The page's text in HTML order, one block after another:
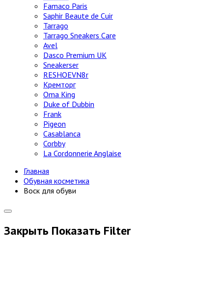
Famaco Paris
Saphir Beaute de Cuir
Tarrago
Tarrago Sneakers Care
Avel
Dasco Premium UK
Sneakerser
RESHOEVN8r
Кремторг
Oma King
Duke of Dubbin
Frank
Pigeon
Casablanca
Corbby
La Cordonnerie Anglaise
Главная
Обувная косметика
Воск для обуви
Закрыть Показать Filter